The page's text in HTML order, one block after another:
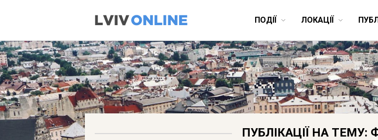
ПОДІЇ ЛОКАЦІЇ
ПУБЛІКАЦІЇ НА ТЕМУ: